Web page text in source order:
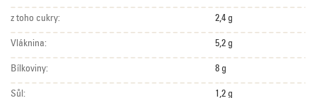
z toho cukry: 2,4 g
Vláknina: 5,2 g
Bílkoviny: 8 g
Sůl: 1,2 g